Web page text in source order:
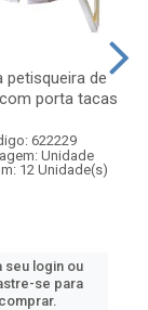
petisqueira de
porta tacas
622229
Unidade
12 Unidade(s)
seu login ou
se para
comprar.